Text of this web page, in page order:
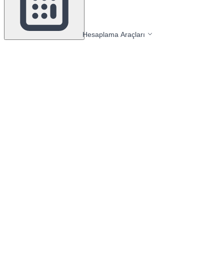
Hesaplama Araçları